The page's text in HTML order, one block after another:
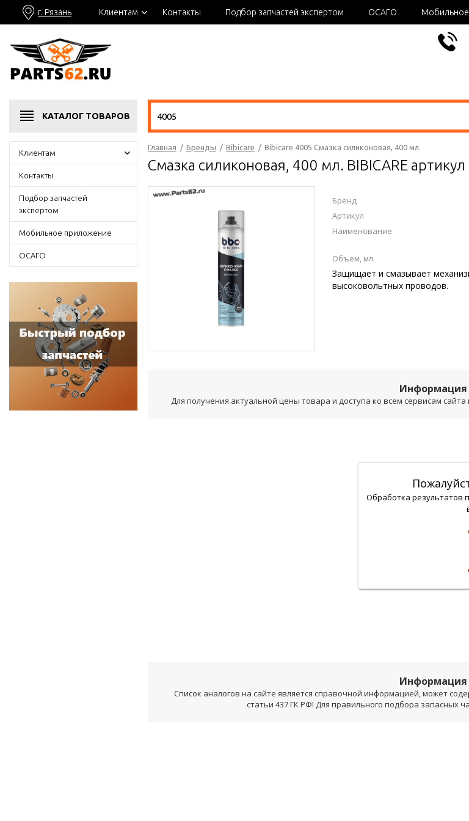
г. Рязань Клиентам Контакты Подбор запчастей экспертом ОСАГО
КАТАЛОГ ТОВАРОВ
Клиентам
Контакты
Подбор запчастей
экспертом
Мобильное приложение
ОСАГО
Главная / Бренды / Bibicare / Bibicare 4005 Смазка силиконовая, 400 мл.
Смазка силиконовая, 400 мл. BIBICARE
Бренд
Артикул
Наименование
Объем, мл.
Защищает и смазывает
высоковольтных проводов.
Информация
Для получения актуальной цены товара и доступа ко всем сервисам
Обработка результатов
Информация
Список аналогов на сайте является справочной информацией, может
статьи 437 ГК РФ! Для правильного подбора запасных